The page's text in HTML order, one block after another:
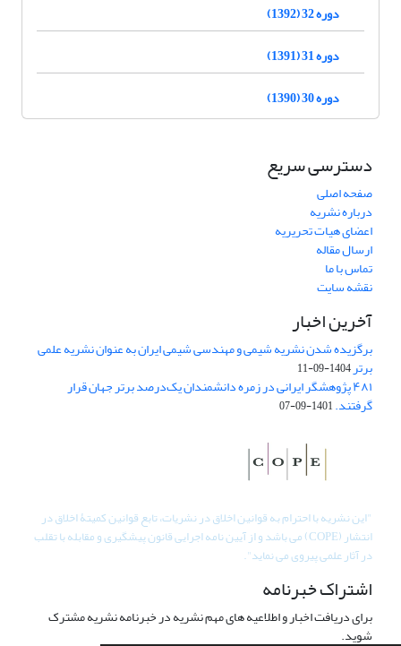
دوره 32 (1392)
دوره 31 (1391)
دوره 30 (1390)
دسترسی سریع
صفحه اصلی
درباره نشریه
اعضای هیات تحریریه
ارسال مقاله
تماس با ما
نقشه سایت
آخرین اخبار
برگزیده شدن نشریه شیمی و مهندسی شیمی ایران به عنوان نشریه علمی
برتر1404-09-11
۴۸۱ پژوهشگر ایرانی در زمره دانشمندان یک‌درصد برتر جهان قرار
گرفتند.1401-09-07
"این نشریه با احترام به قوانین اخلاق در نشریات، تابع قوانین کمیتۀ اخلاق در
انتشار (COPE) می باشد و از آیین نامه اجرایی قانون پیشگیری و مقابله با تقلب
در آثار علمی پیروی می نماید".
اشتراک خبرنامه
برای دریافت اخبار و اطلاعیه های مهم نشریه در خبرنامه نشریه مشترک
شوید.